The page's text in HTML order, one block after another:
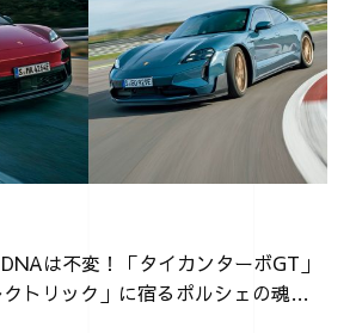
は不変！「タイカンターボGT」
クトリック」に宿るポルシェの魂